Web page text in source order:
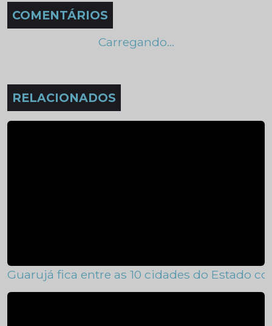
COMENTÁRIOS
Carregando...
RELACIONADOS
Guarujá fica entre as 10 cidades do Estado